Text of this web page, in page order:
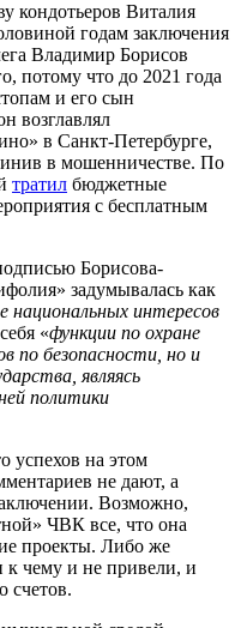
кондотьеров Виталия
годам заключения
Владимир Борисов
потому что до 2021 года
и его сын
возглавлял
в Санкт-Петербурге,
в мошенничестве. По
тратил бюджетные
с бесплатным
Борисова-
задумывалась как
интересов
«функции по охране
по безопасности, но и
являясь
политики
успехов на этом
не дают, а
Возможно,
ЧВК все, что она
проекты. Либо же
к чему и не привели, и
счетов.